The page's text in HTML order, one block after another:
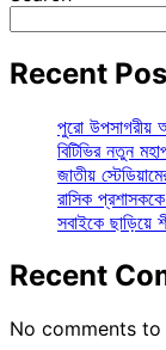
Recent
পুরো উপসাগরীয়
বিটিভির নতুন
জাতীয়
রাসিক
সবাইকে ছাড়িয়ে
Recent
No comments to